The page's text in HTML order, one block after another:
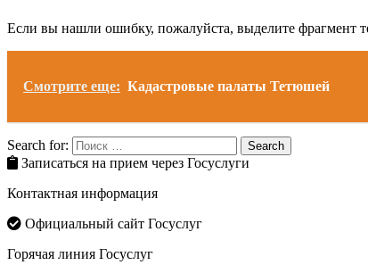
Если вы нашли ошибку, пожалуйста, выделите фрагмент
Смотрите еще: Кадастровые палаты Тетюшей
Search for: Search
Записаться на прием через Госуслуги
Контактная информация
Официальный сайт Госуслуг
Горячая линия Госуслуг